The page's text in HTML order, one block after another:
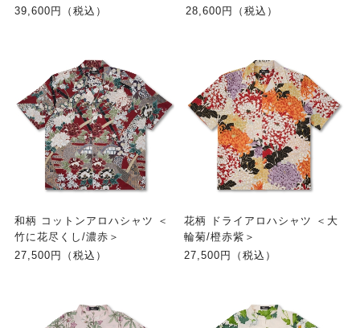
39,600円（税込）
28,600円（税込）
和柄 コットンアロハシャツ ＜
竹に花尽くし/濃赤＞
27,500円（税込）
花柄 ドライアロハシャツ ＜大
輪菊/橙赤紫＞
27,500円（税込）